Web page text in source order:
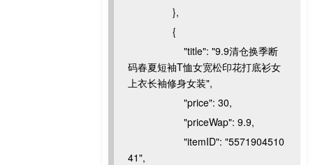
},
{
"title": "9.9清仓换季断
码春夏短袖T恤女宽松印花打底衫女
上衣长袖修身女装",
"price": 30,
"priceWap": 9.9,
"itemID": "5571904510
41",